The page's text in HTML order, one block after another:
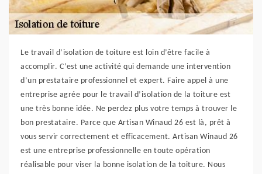
Le travail d’isolation de toiture est loin d’être facile à
accomplir. C’est une activité qui demande une intervention
d’un prestataire professionnel et expert. Faire appel à une
entreprise agrée pour le travail d’isolation de la toiture est
une très bonne idée. Ne perdez plus votre temps à trouver le
bon prestataire. Parce que Artisan Winaud 26 est là, prêt à
vous servir correctement et efficacement. Artisan Winaud 26
est une entreprise professionnelle en toute opération
réalisable pour viser la bonne isolation de la toiture. Nous